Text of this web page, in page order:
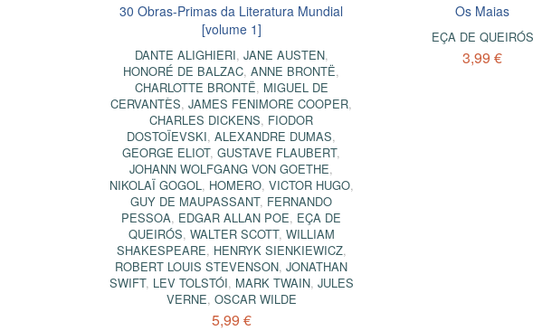
30 Obras-Primas da Literatura Mundial
[volume 1]
DANTE ALIGHIERI, JANE AUSTEN,
HONORÉ DE BALZAC,ANNE BRONTË,
CHARLOTTE BRONTË, MIGUEL DE
CERVANTÈS,JAMES FENIMORE COOPER,
CHARLES DICKENS, FIODOR
DOSTOÏEVSKI,ALEXANDRE DUMAS,
GEORGE ELIOT,GUSTAVE FLAUBERT,
JOHANN WOLFGANG VON GOETHE,
NIKOLAÏ GOGOL , HOMERO, VICTOR HUGO,
GUY DE MAUPASSANT, FERNANDO
PESSOA, EDGAR ALLAN POE, EÇA DE
QUEIRÓS, WALTER SCOTT, WILLIAM
SHAKESPEARE, HENRYK SIENKIEWICZ,
ROBERT LOUIS STEVENSON,JONATHAN
SWIFT, LEV TOLSTÓI, MARK TWAIN, JULES
VERNE, OSCAR WILDE
5,99 €
Os Maias
EÇA DE QUEIRÓS
3,99 €